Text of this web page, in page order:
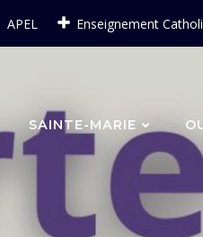
APEL Enseignement
SAINTE-MARIE